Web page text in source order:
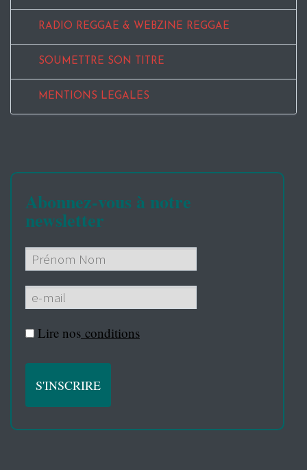
RADIO REGGAE & WEBZINE REGGAE
SOUMETTRE SON TITRE
MENTIONS LEGALES
Abonnez-vous à notre
newsletter
Lire nos conditions